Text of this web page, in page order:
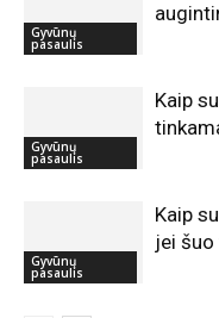
Gyvūnų
pasaulis
Gyvūnų
pasaulis
Kaip
Gyvūnų
pasaulis
Kaip
jei